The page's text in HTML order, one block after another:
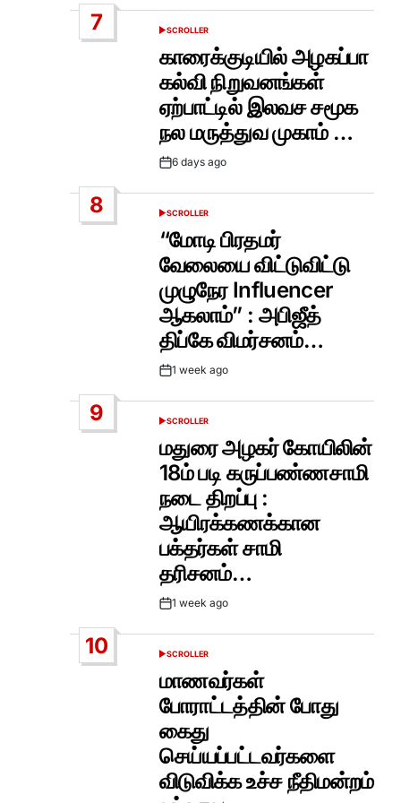
7
POSTED
SCROLLER
காரைக்குடியில் அழகப்பா
கல்வி நிறுவனங்கள்
ஏற்பாட்டில் இலவச சமூக
நல மருத்துவ முகாம் …
Post6 days ago
8
POSTED
SCROLLER
“மோடி பிரதமர்
வேலையை விட்டுவிட்டு
முழுநேர Influencer
ஆகலாம்” : அபிஜீத்
திப்கே விமர்சனம்…
Post1 week ago
9
POSTED
SCROLLER
மதுரை அழகர் கோயிலின்
18ம் படி கருப்பண்ணசாமி
நடை திறப்பு :
ஆயிரக்கணக்கான
பக்தர்கள் சாமி
தரிசனம்…
Post1 week ago
10
POSTED
SCROLLER
மாணவர்கள்
போராட்டத்தின் போது
கைது
செய்யப்பட்டவர்களை
விடுவிக்க உச்ச நீதிமன்றம்